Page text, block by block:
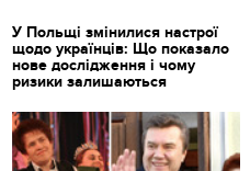
У Польщі змінилися настрої
щодо українців: Що показало
нове дослідження і чому
ризики залишаються